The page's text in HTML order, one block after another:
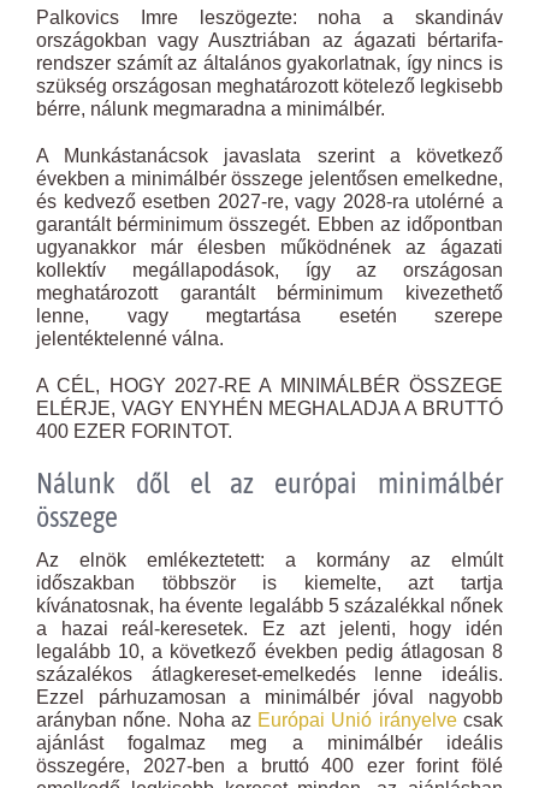
Palkovics Imre leszögezte: noha a skandináv
országokban vagy Ausztriában az ágazati bértarifa-
rendszer számít az általános gyakorlatnak, így nincs is
szükség országosan meghatározott kötelező legkisebb
bérre, nálunk megmaradna a minimálbér.
A Munkástanácsok javaslata szerint a következő
években a minimálbér összege jelentősen emelkedne,
és kedvező esetben 2027-re, vagy 2028-ra utolérné a
garantált bérminimum összegét. Ebben az időpontban
ugyanakkor már élesben működnének az ágazati
kollektív megállapodások, így az országosan
meghatározott garantált bérminimum kivezethető
lenne, vagy megtartása esetén szerepe
jelentéktelenné válna.
A CÉL, HOGY 2027-RE A MINIMÁLBÉR ÖSSZEGE
ELÉRJE, VAGY ENYHÉN MEGHALADJA A BRUTTÓ
400 EZER FORINTOT.
Nálunk dől el az európai minimálbér
összege
Az elnök emlékeztetett: a kormány az elmúlt
időszakban többször is kiemelte, azt tartja
kívánatosnak, ha évente legalább 5 százalékkal nőnek
a hazai reál-keresetek. Ez azt jelenti, hogy idén
legalább 10, a következő években pedig átlagosan 8
százalékos átlagkereset-emelkedés lenne ideális.
Ezzel párhuzamosan a minimálbér jóval nagyobb
arányban nőne. Noha az Európai Unió irányelvecsak
ajánlást fogalmaz meg a minimálbér ideális
összegére, 2027-ben a bruttó 400 ezer forint fölé